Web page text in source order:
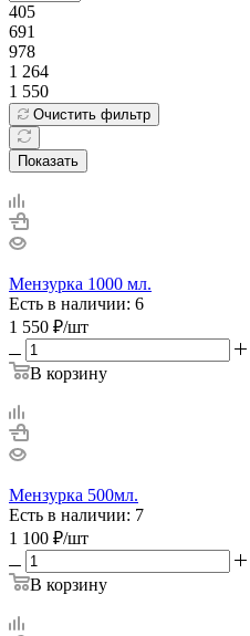
405
691
978
1 264
1 550
Очистить фильтр
Показать
Мензурка 1000 мл.
Есть в наличии: 6
1 550 ₽/шт
В корзину
Мензурка 500мл.
Есть в наличии: 7
1 100 ₽/шт
В корзину